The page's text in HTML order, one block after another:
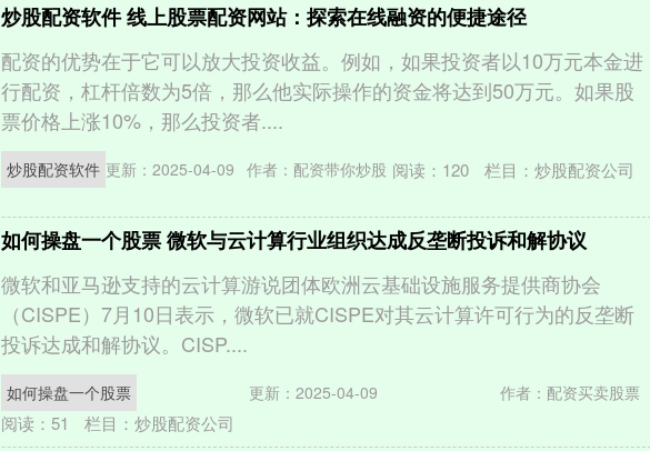
炒股配资软件 线上股票配资网站：探索在线融资的便捷途径
配资的优势在于它可以放大投资收益。例如，如果投资者以10万元本金进
行配资，杠杆倍数为5倍，那么他实际操作的资金将达到50万元。如果股
票价格上涨10%，那么投资者....
炒股配资软件 更新：2025-04-09 作者：配资带你炒股 阅读： 120 栏目： 炒股配资公司
如何操盘一个股票 微软与云计算行业组织达成反垄断投诉和解协议
微软和亚马逊支持的云计算游说团体欧洲云基础设施服务提供商协会
（CISPE）7月10日表示，微软已就CISPE对其云计算许可行为的反垄断
投诉达成和解协议。CISP....
如何操盘一个股票 更新：2025-04-09 作者：配资买卖股票
阅读： 51 栏目： 炒股配资公司